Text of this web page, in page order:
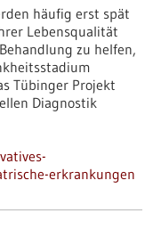
häufig erst spät
Lebensqualität
zu helfen,
Tübinger Projekt
Diagnostik
erkrankungen